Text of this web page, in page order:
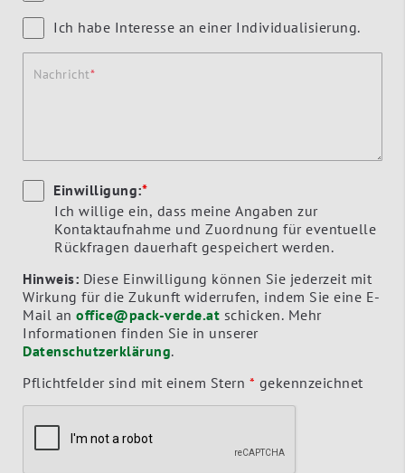
Ich habe Interesse an einer Individualisierung.
Nachricht
Einwilligung:*
Ich willige ein, dass meine Angaben zur
Kontaktaufnahme und Zuordnung für eventuelle
Rückfragen dauerhaft gespeichert werden.
Hinweis: Diese Einwilligung können Sie jederzeit mit
Wirkung für die Zukunft widerrufen, indem Sie eine E-
Mail an office@pack-verde.at
Informationen finden Sie in unserer
Datenschutzerklärung.
Pflichtfelder sind mit einem Stern * gekennzeichnet